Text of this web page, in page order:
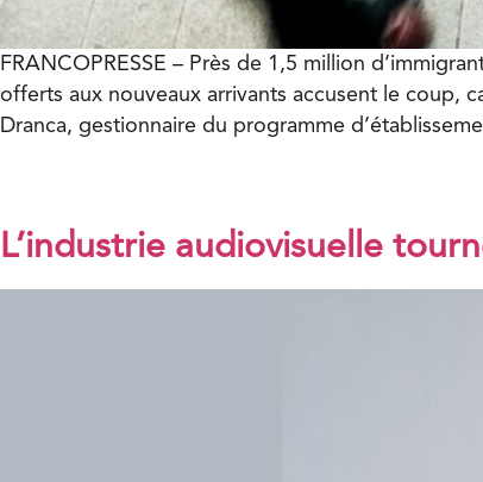
FRANCOPRESSE – Près de 1,5 million
offerts aux nouveaux arrivants accusent le coup,
Dranca, gestionnaire du programme
L’industrie audiovisuelle